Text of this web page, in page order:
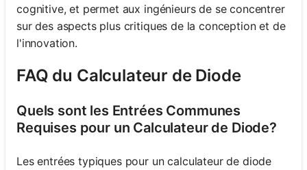
cognitive, et permet aux ingénieurs de se concentrer
sur des aspects plus critiques de la conception et de
l'innovation.
FAQ du Calculateur de Diode
Quels sont les Entrées Communes
Requises pour un Calculateur de Diode?
Les entrées typiques pour un calculateur de diode